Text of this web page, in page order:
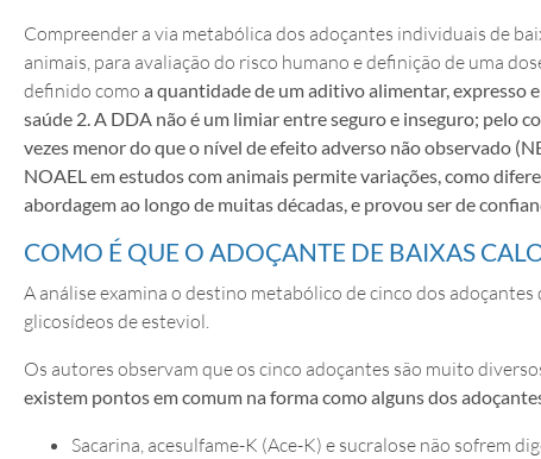
Compreender a via metabólica dos adoçantes individuais de
animais, para avaliação do risco humano e definição de uma
definido como a quantidade de um aditivo alimentar, expresso
saúde 2. A DDA não é um limiar entre seguro e inseguro; pelo
vezes menor do que o nível de efeito adverso não observado
NOAEL em estudos com animais permite variações, como
abordagem ao longo de muitas décadas, e provou ser de
COMO É QUE O ADOÇANTE DE BAIXAS
A análise examina o destino metabólico de cinco dos
glicosídeos de esteviol.
Os autores observam que os cinco adoçantes são muito
existem pontos em comum na forma como alguns dos
Sacarina, acesulfame-K (Ace-K) e sucralose não sofrem